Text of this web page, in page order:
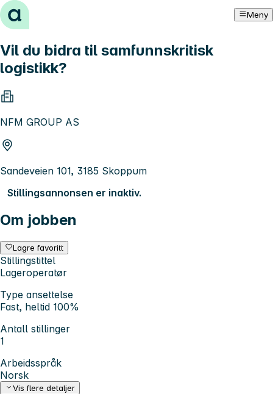
Hopp til innhold Meny
Vil du bidra til samfunnskritisk
logistikk?
NFM GROUP AS
Sandeveien 101, 3185 Skoppum
Stillingsannonsen er inaktiv.
Om jobben
Lagre favoritt
Stillingstittel
Lageroperatør
Type ansettelse
Fast, heltid 100%
Antall stillinger
1
Arbeidsspråk
Norsk
Vis flere detaljer